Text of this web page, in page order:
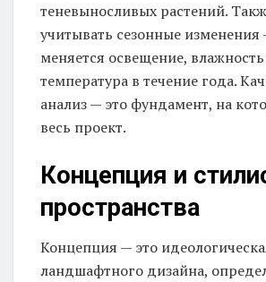
теневыносливых растений.
учитывать сезонные изменения
меняется освещение,
температура в течение года.
анализ — это фундамент, на
весь проект.
Концепция и
пространства
Концепция — это
ландшафтного дизайна,